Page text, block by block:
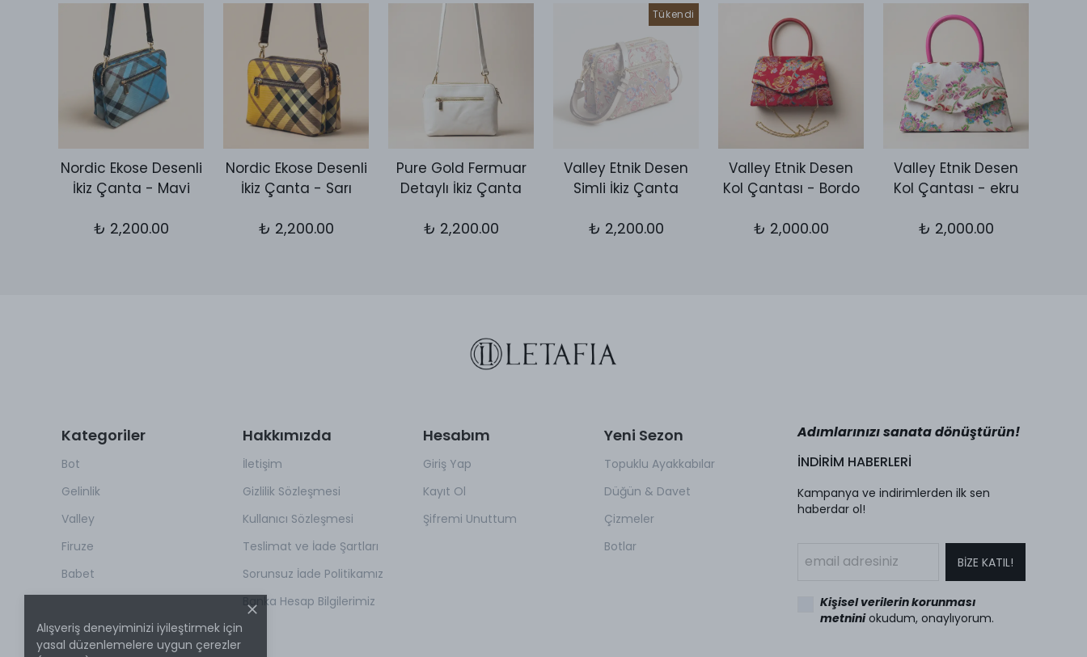
Alışveriş deneyiminizi iyileştirmek için
yasal düzenlemelere uygun çerezler
Nordic Ekose Desenli
İkiz Çanta - Mavi
₺ 2,200.00
Nordic Ekose Desenli
İkiz Çanta - Sarı
₺ 2,200.00
Pure Gold Fermuar
Detaylı İkiz Çanta
₺ 2,200.00
Tükendi
Valley Etnik Desen
Simli İkiz Çanta
₺ 2,200.00
Valley Etnik Desen
Kol Çantası - Bordo
₺ 2,000.00
Valley Etnik Desen
Kol Çantası - ekru
₺ 2,000.00
Kategoriler
Bot
Gelinlik
Valley
Firuze
Babet
Hakkımızda
İletişim
Gizlilik Sözleşmesi
Kullanıcı Sözleşmesi
Teslimat ve İade Şartları
Sorunsuz İade Politikamız
Banka Hesap Bilgilerimiz
Hesabım
Giriş Yap
Kayıt Ol
Şifremi Unuttum
Yeni Sezon
Topuklu Ayakkabılar
Düğün & Davet
Çizmeler
Botlar
Adımlarınızı sanata dönüştürün!
İNDİRİM HABERLERİ
Kampanya ve indirimlerden ilk sen
haberdar ol!
BİZE KATIL!
Kişisel verilerin korunması
metniniokudum, onaylıyorum.